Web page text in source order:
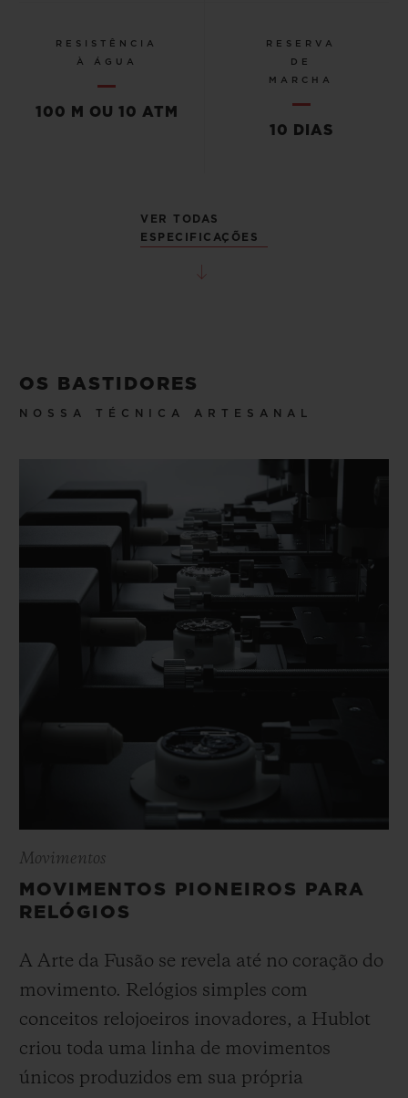
RESISTÊNCIA
À ÁGUA
100 M OU 10 ATM
RESERVA
DE
MARCHA
10 DIAS
VER TODAS
ESPECIFICAÇÕES
OS BASTIDORES
NOSSA TÉCNICA ARTESANAL
Movimentos
MOVIMENTOS PIONEIROS PARA
RELÓGIOS
A Arte da Fusão se revela até no coração do
movimento. Relógios simples com
conceitos relojoeiros inovadores, a Hublot
criou toda uma linha de movimentos
únicos produzidos em sua própria